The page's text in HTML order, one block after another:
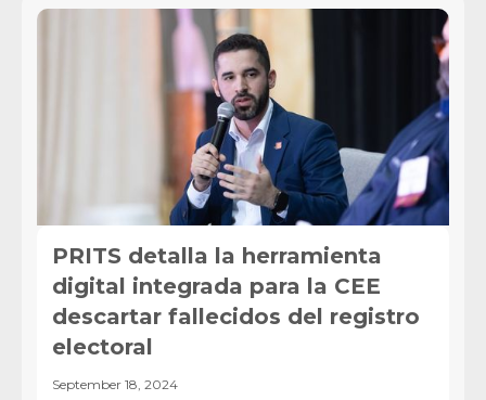
PRITS detalla la herramienta
digital integrada para la CEE
descartar fallecidos del registro
electoral
September 18, 2024